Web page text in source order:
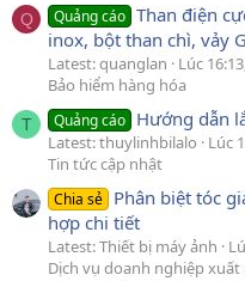
Q Quảng cáo Than điện
inox, bột than chì, vảy
Latest: quanglan
Lúc
Bảo hiểm hàng hóa
T Quảng cáo Hướng dẫn
Latest: thuylinhbilalo
Lúc
Tin tức cập nhật
Chia sẻ Phân biệt tóc
hợp chi tiết
Latest: Thiết bị máy ảnh
Dịch vụ doanh nghiệp